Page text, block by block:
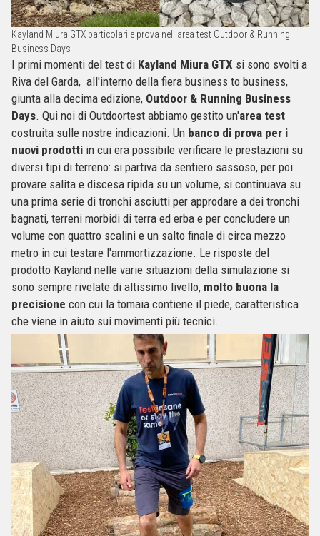
Kayland Miura GTX particolari e prova nell'area test Outdoor & Running
Business Days
I primi momenti del test di Kayland Miura GTX si sono svolti a
Riva del Garda, all'interno della fiera business to business,
giunta alla decima edizione, Outdoor & Running Business
Days. Qui noi di Outdoortest abbiamo gestito un'area test
costruita sulle nostre indicazioni. Un banco di prova per i
nuovi prodotti in cui era possibile verificare le prestazioni su
diversi tipi di terreno: si partiva da sentiero sassoso, per poi
provare salita e discesa ripida su un volume, si continuava su
una prima serie di tronchi asciutti per approdare a dei tronchi
bagnati, terreni morbidi di terra ed erba e per concludere un
volume con quattro scalini e un salto finale di circa mezzo
metro in cui testare l'ammortizzazione. Le risposte del
prodotto Kayland nelle varie situazioni della simulazione si
sono sempre rivelate di altissimo livello, molto buona la
precisione con cui la tomaia contiene il piede, caratteristica
che viene in aiuto sui movimenti più tecnici.